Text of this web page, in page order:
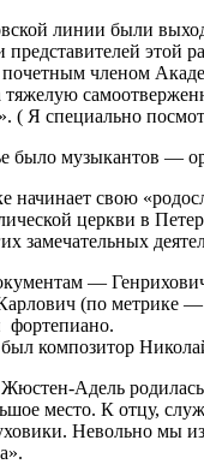
линии были
этой
членом
( Я специально
было музыкантов —
начинает свою
церкви в
замечательных
—
(по метрике —
фортепиано.
композитор
Адель
место. К отцу,
Невольно мы